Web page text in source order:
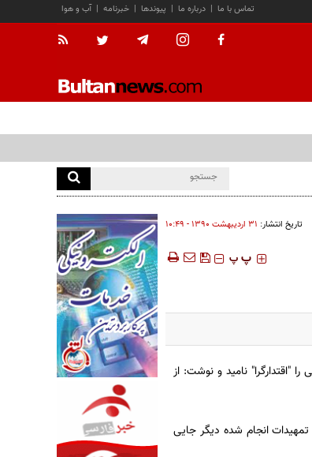
آب و هوا | خبرنامه | پیوندها | درباره ما | تماس با ما
تاریخ انتشار: ۳۱ ارديبهشت ۱۳۹۰ - ۱۰:۴۹
‍‍‍ پ پ
"اقتدارگرا" نامید و نوشت: از
انجام شده دیگر جایی